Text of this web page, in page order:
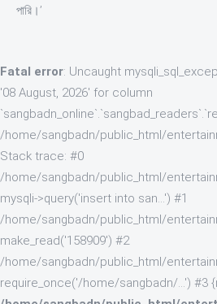
পারি।’
Fatal error: Uncaught
'08 August, 2026' for column
/home/sangbadn/public_html/
Stack trace: #0
/home/sangbadn/public_html/
mysqli->query('insert into san...') #1
/home/sangbadn/public_html/
make_read('158909') #2
/home/sangbadn/public_html/
require_once('/home/sangbadn/...') #3